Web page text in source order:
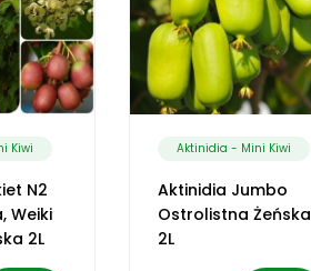
Kiwi
N2
Weiki
2L
Aktinidia - Mini Kiwi
Aktinidia Jumbo
Ostrolistna Żeńska
2L